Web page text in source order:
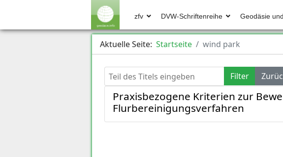
zfv DVW-Schriftenreihe Geodäsie
Aktuelle Seite: Startseite wind park
Teil des Titels eingeben Filter
Praxisbezogene Kriterien zur
Flurbereinigungsverfahren